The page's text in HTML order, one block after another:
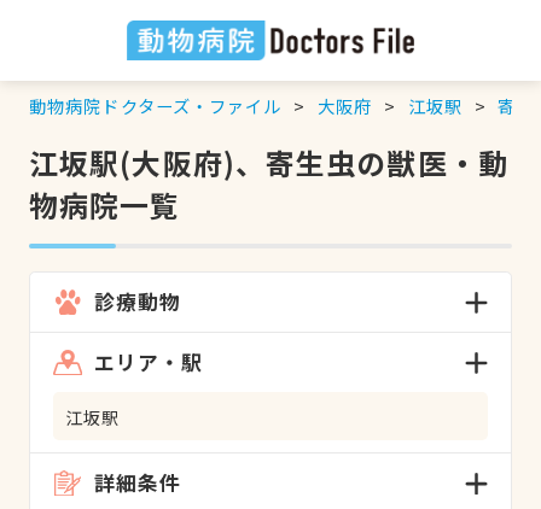
動物病院ドクターズ・ファイル 大阪府 江坂駅 寄生
江坂駅(大阪府)、寄生虫の獣医・動
物病院一覧
診療動物
エリア・駅
江坂駅
詳細条件